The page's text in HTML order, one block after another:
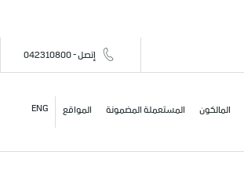
إتصل - 042310800
المالكون المستعملة المضمونة المواقع ENG